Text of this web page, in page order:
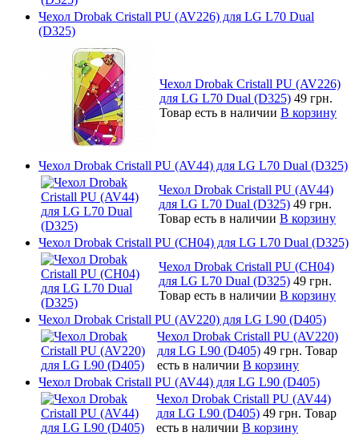
Чехол Drobak Cristall PU (AV226) для LG L70 Dual
(D325)
Чехол Drobak Cristall PU (AV226)
для LG L70 Dual (D325) 49 грн.
Товар есть в наличии В корзину
Чехол Drobak Cristall PU (AV44) для LG L70 Dual (D325)
Чехол Drobak Cristall PU (AV44)
для LG L70 Dual (D325) 49 грн.
Товар есть в наличии В корзину
Чехол Drobak Cristall PU (CH04) для LG L70 Dual (D325)
Чехол Drobak Cristall PU (CH04)
для LG L70 Dual (D325) 49 грн.
Товар есть в наличии В корзину
Чехол Drobak Cristall PU (AV220) для LG L90 (D405)
Чехол Drobak Cristall PU (AV220)
для LG L90 (D405) 49 грн. Товар
есть в наличии В корзину
Чехол Drobak Cristall PU (AV44) для LG L90 (D405)
Чехол Drobak Cristall PU (AV44)
для LG L90 (D405) 49 грн. Товар
есть в наличии В корзину